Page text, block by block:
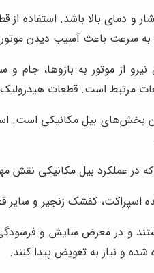
و دمای بالا باشد. استفاده
به سرعت باعث آسیب دیدن
نیرو از موتور به بازوها،
مرتبط است. قطعات
بیل مکانیکی است.
در عملکرد بیل مکانیکی نقش
اسپراکت، کفشک زنجیر و
و در معرض سایش و فرسودگی
و نیاز به تعویض پیدا کنند.